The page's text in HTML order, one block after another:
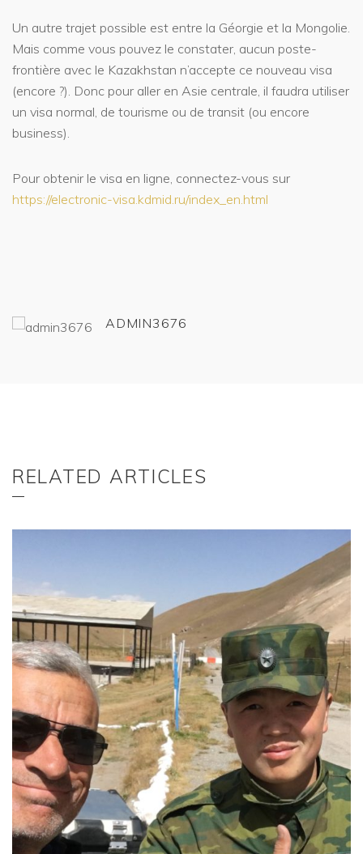
Un autre trajet possible est entre la Géorgie et la Mongolie.
Mais comme vous pouvez le constater, aucun poste-
frontière avec le Kazakhstan n’accepte ce nouveau visa
(encore ?). Donc pour aller en Asie centrale, il faudra utiliser
un visa normal, de tourisme ou de transit (ou encore
business).
Pour obtenir le visa en ligne, connectez-vous sur
https://electronic-visa.kdmid.ru/index_en.html
ADMIN3676
RELATED ARTICLES